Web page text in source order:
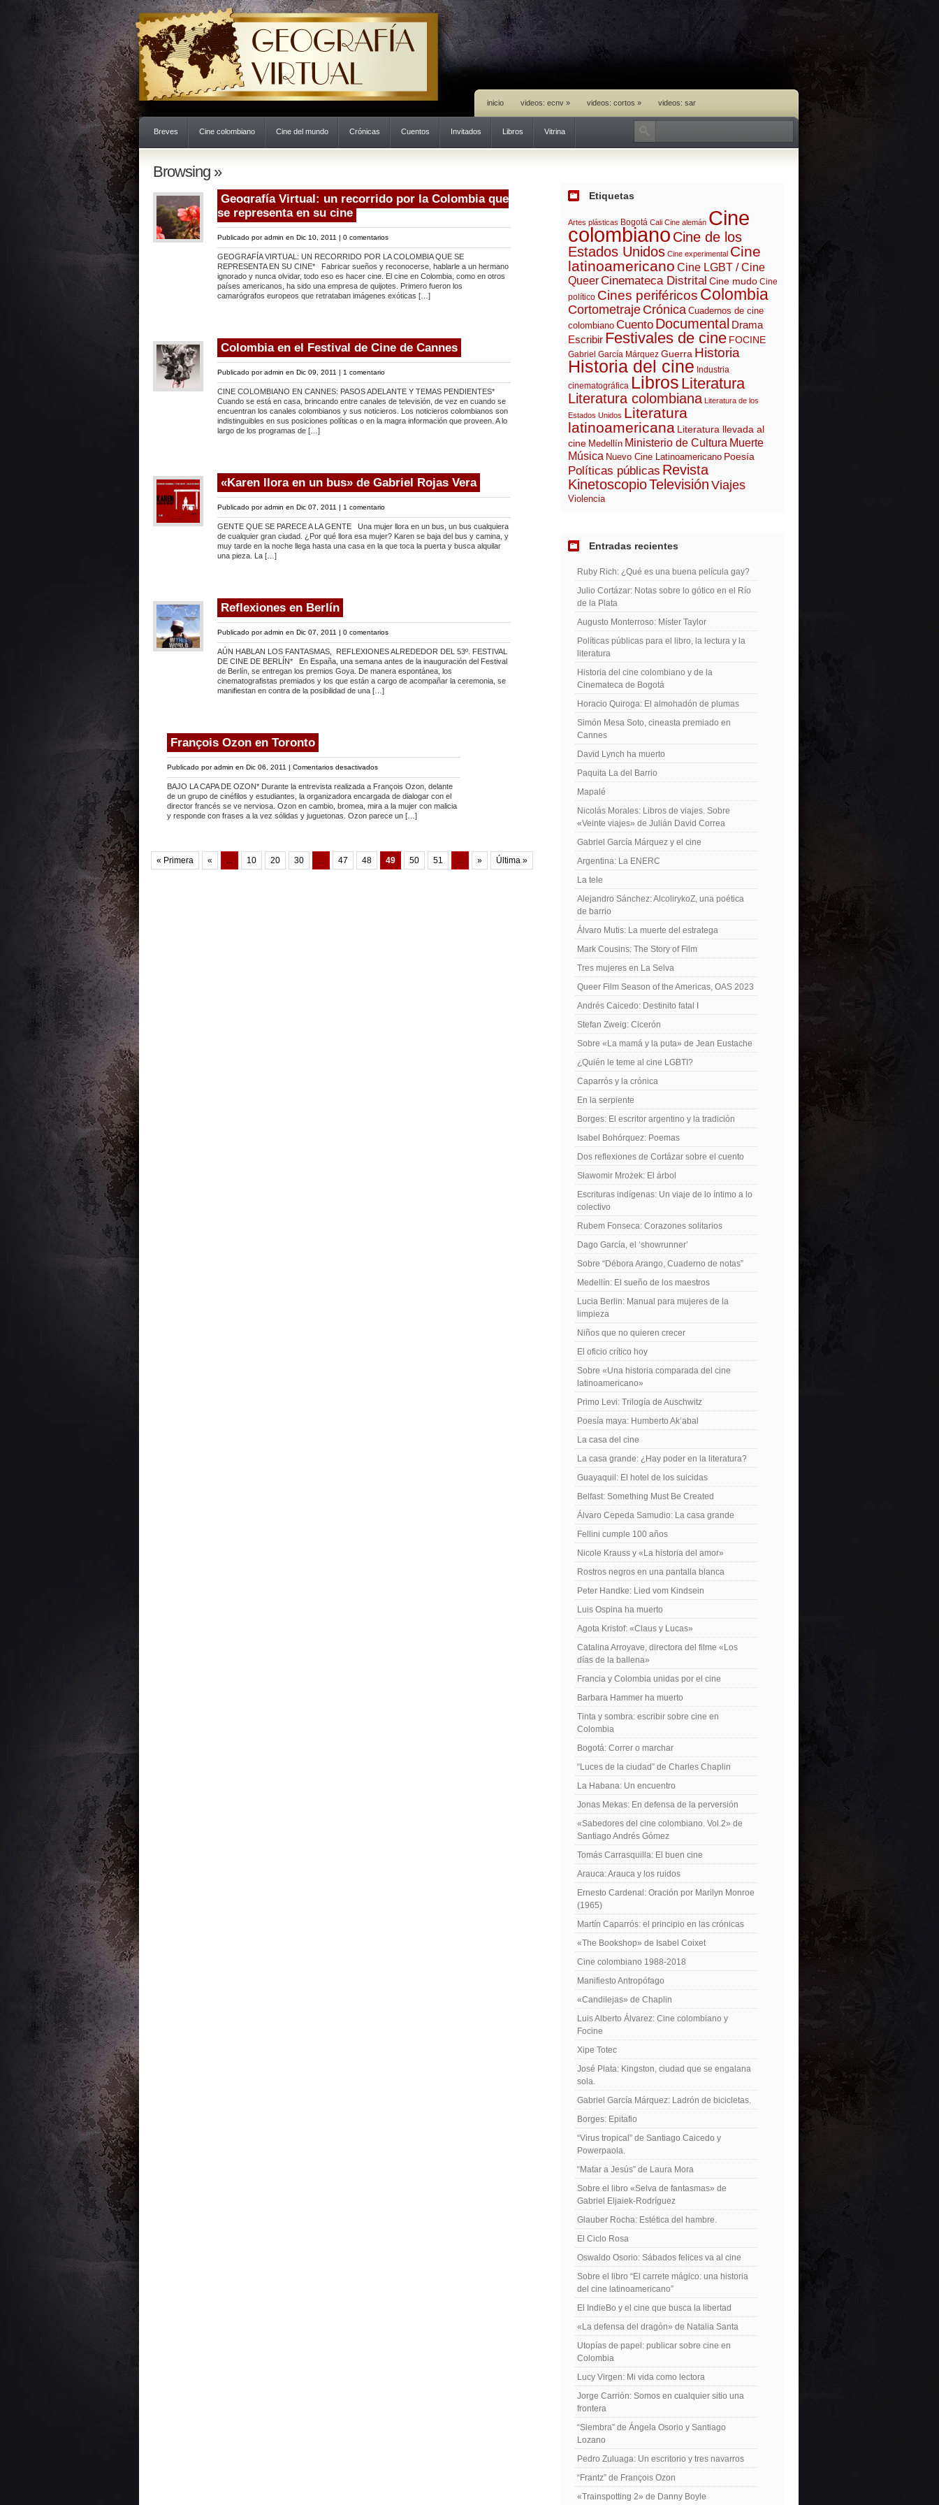
inicio videos: ecnv » videos: cortos » videos: sar
Breves Cine colombiano Cine del mundo Crónicas Cuentos Invitados Libros Vitrina
Browsing »
Geografía Virtual: un recorrido por la Colombia que
se representa en su cine
Publicado poradmin en Dic 10, 2011 | 0 comentarios
GEOGRAFÍA VIRTUAL: UN RECORRIDO POR LA COLOMBIA QUE SE
REPRESENTA EN SU CINE* Fabricar sueños y reconocerse, hablarle a un hermano
ignorado y nunca olvidar, todo eso es hacer cine. El cine en Colombia, como en otros
países americanos, ha sido una empresa de quijotes. Primero fueron los
camarógrafos europeos que retrataban imágenes exóticas […]
Colombia en el Festival de Cine de Cannes
Publicado poradmin en Dic 09, 2011 | 1 comentario
CINE COLOMBIANO EN CANNES: PASOS ADELANTE Y TEMAS PENDIENTES*
Cuando se está en casa, brincando entre canales de televisión, de vez en cuando se
encuentran los canales colombianos y sus noticieros. Los noticieros colombianos son
indistinguibles en sus posiciones políticas o en la magra información que proveen. A lo
largo de los programas de […]
«Karen llora en un bus» de Gabriel Rojas Vera
Publicado poradmin en Dic 07, 2011 | 1 comentario
GENTE QUE SE PARECE A LA GENTE Una mujer llora en un bus, un bus cualquiera
de cualquier gran ciudad. ¿Por qué llora esa mujer? Karen se baja del bus y camina, y
muy tarde en la noche llega hasta una casa en la que toca la puerta y busca alquilar
una pieza. La […]
Reflexiones en Berlín
Publicado poradmin en Dic 07, 2011 | 0 comentarios
AÚN HABLAN LOS FANTASMAS, REFLEXIONES ALREDEDOR DEL 53º. FESTIVAL
DE CINE DE BERLÍN* En España, una semana antes de la inauguración del Festival
de Berlín, se entregan los premios Goya. De manera espontánea, los
cinematografistas premiados y los que están a cargo de acompañar la ceremonia, se
manifiestan en contra de la posibilidad de una […]
François Ozon en Toronto
Publicado poradmin en Dic 06, 2011 | Comentarios desactivadosen
François
Ozon
en
Toronto
BAJO LA CAPA DE OZON* Durante la entrevista realizada a François Ozon, delante
de un grupo de cinéfilos y estudiantes, la organizadora encargada de dialogar con el
director francés se ve nerviosa. Ozon en cambio, bromea, mira a la mujer con malicia
y responde con frases a la vez sólidas y juguetonas. Ozon parece un […]
« Primera « ... 10 20 30 ... 47 48 49 50 51 ... » Última »
Etiquetas
Artes plásticas Bogotá Cali Cine alemán Cine
colombiano Cine de los
Estados Unidos Cine experimental Cine
latinoamericano Cine LGBT / Cine
QueerCinemateca Distrital Cine mudo Cine
político Cines periféricos Colombia
Cortometraje Crónica Cuadernos de cine
colombiano Cuento Documental Drama
Escribir Festivales de cine FOCINE
Gabriel García Márquez Guerra Historia
Historia del cine Industria
cinematográfica Libros Literatura
Literatura colombiana Literatura de los
Estados Unidos Literatura
latinoamericana Literatura llevada al
cine Medellín Ministerio de Cultura Muerte
Música Nuevo Cine Latinoamericano Poesía
Políticas públicas Revista
KinetoscopioTelevisiónViajes
Violencia
Entradas recientes
Ruby Rich: ¿Qué es una buena película gay?
Julio Cortázar: Notas sobre lo gótico en el Río
de la Plata
Augusto Monterroso: Míster Taylor
Políticas públicas para el libro, la lectura y la
literatura
Historia del cine colombiano y de la
Cinemateca de Bogotá
Horacio Quiroga: El almohadón de plumas
Simón Mesa Soto, cineasta premiado en
Cannes
David Lynch ha muerto
Paquita La del Barrio
Mapalé
Nicolás Morales: Libros de viajes. Sobre
«Veinte viajes» de Julián David Correa
Gabriel García Márquez y el cine
Argentina: La ENERC
La tele
Alejandro Sánchez: AlcolirykoZ, una poética
de barrio
Álvaro Mutis: La muerte del estratega
Mark Cousins: The Story of Film
Tres mujeres en La Selva
Queer Film Season of the Americas, OAS 2023
Andrés Caicedo: Destinito fatal I
Stefan Zweig: Cicerón
Sobre «La mamá y la puta» de Jean Eustache
¿Quién le teme al cine LGBTI?
Caparrós y la crónica
En la serpiente
Borges: El escritor argentino y la tradición
Isabel Bohórquez: Poemas
Dos reflexiones de Cortázar sobre el cuento
Sławomir Mrożek: El árbol
Escrituras indígenas: Un viaje de lo íntimo a lo
colectivo
Rubem Fonseca: Corazones solitarios
Dago García, el ‘showrunner’
Sobre “Débora Arango, Cuaderno de notas”
Medellín: El sueño de los maestros
Lucia Berlin: Manual para mujeres de la
limpieza
Niños que no quieren crecer
El oficio crítico hoy
Sobre «Una historia comparada del cine
latinoamericano»
Primo Levi: Trilogía de Auschwitz
Poesía maya: Humberto Ak’abal
La casa del cine
La casa grande: ¿Hay poder en la literatura?
Guayaquil: El hotel de los suicidas
Belfast: Something Must Be Created
Álvaro Cepeda Samudio: La casa grande
Fellini cumple 100 años
Nicole Krauss y «La historia del amor»
Rostros negros en una pantalla blanca
Peter Handke: Lied vom Kindsein
Luis Ospina ha muerto
Agota Kristof: «Claus y Lucas»
Catalina Arroyave, directora del filme «Los
días de la ballena»
Francia y Colombia unidas por el cine
Barbara Hammer ha muerto
Tinta y sombra: escribir sobre cine en
Colombia
Bogotá: Correr o marchar
“Luces de la ciudad” de Charles Chaplin
La Habana: Un encuentro
Jonas Mekas: En defensa de la perversión
«Sabedores del cine colombiano. Vol.2» de
Santiago Andrés Gómez
Tomás Carrasquilla: El buen cine
Arauca: Arauca y los ruidos
Ernesto Cardenal: Oración por Marilyn Monroe
(1965)
Martín Caparrós: el principio en las crónicas
«The Bookshop» de Isabel Coixet
Cine colombiano 1988-2018
Manifiesto Antropófago
«Candilejas» de Chaplin
Luis Alberto Álvarez: Cine colombiano y
Focine
Xipe Totec
José Plata: Kingston, ciudad que se engalana
sola.
Gabriel García Márquez: Ladrón de bicicletas.
Borges: Epitafio
“Virus tropical” de Santiago Caicedo y
Powerpaola.
“Matar a Jesús” de Laura Mora
Sobre el libro «Selva de fantasmas» de
Gabriel Eljaiek-Rodríguez
Glauber Rocha: Estética del hambre.
El Ciclo Rosa
Oswaldo Osorio: Sábados felices va al cine
Sobre el libro “El carrete mágico: una historia
del cine latinoamericano”
El IndieBo y el cine que busca la libertad
«La defensa del dragón» de Natalia Santa
Utopías de papel: publicar sobre cine en
Colombia
Lucy Virgen: Mi vida como lectora
Jorge Carrión: Somos en cualquier sitio una
frontera
“Siembra” de Ángela Osorio y Santiago
Lozano
Pedro Zuluaga: Un escritorio y tres navarros
“Frantz” de François Ozon
«Trainspotting 2» de Danny Boyle